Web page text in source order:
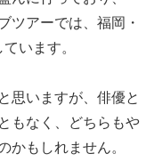
ツアーでは、福岡・
います。
思いますが、俳優と
もなく、どちらもや
かもしれません。